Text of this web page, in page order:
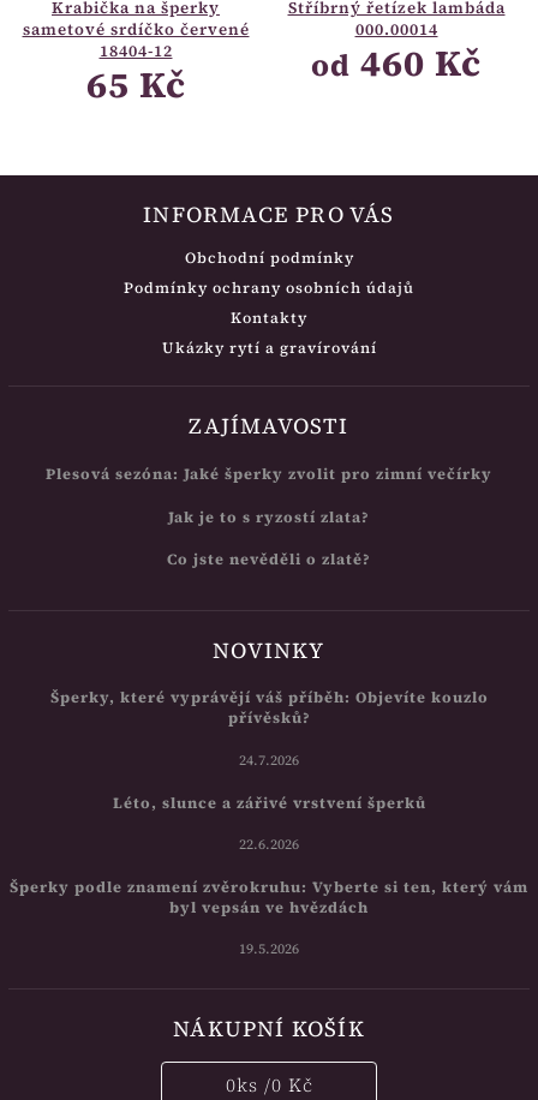
Krabička na šperky
sametové srdíčko červené
18404-12
65 Kč
Stříbrný řetízek lambáda
000.00014
od 460 Kč
INFORMACE PRO VÁS
Obchodní podmínky
Podmínky ochrany osobních údajů
Kontakty
Ukázky rytí a gravírování
ZAJÍMAVOSTI
Plesová sezóna: Jaké šperky zvolit pro zimní večírky
Jak je to s ryzostí zlata?
Co jste nevěděli o zlatě?
NOVINKY
Šperky, které vyprávějí váš příběh: Objevíte kouzlo
přívěsků?
24.7.2026
Léto, slunce a zářivé vrstvení šperků
22.6.2026
Šperky podle znamení zvěrokruhu: Vyberte si ten, který vám
byl vepsán ve hvězdách
19.5.2026
NÁKUPNÍ KOŠÍK
0ks /0 Kč